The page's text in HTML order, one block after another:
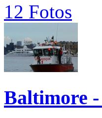
12 Fotos
Baltimore